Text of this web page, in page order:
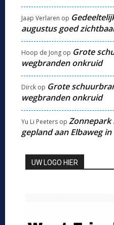
Jaap Verlaren op
augustus goed
Hoop de Jong op Grote
wegbranden onkruid
Dirck op Grote
wegbranden onkruid
Yu Li Peeters op Zonnepark
gepland aan Elbaweg in
UW LOGO HIER